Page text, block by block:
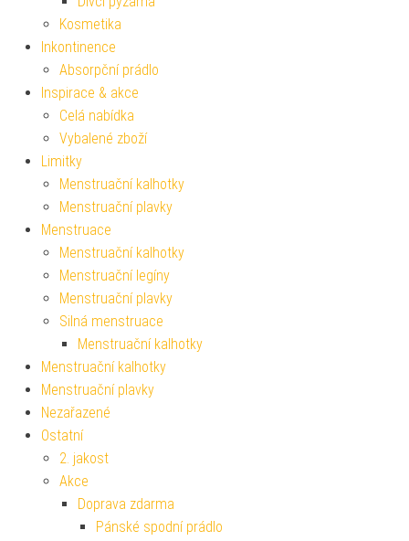
Kosmetika
Inkontinence
Absorpční prádlo
Inspirace & akce
Celá nabídka
Vybalené zboží
Limitky
Menstruační kalhotky
Menstruační plavky
Menstruace
Menstruační kalhotky
Menstruační legíny
Menstruační plavky
Silná menstruace
Menstruační kalhotky
Menstruační kalhotky
Menstruační plavky
Nezařazené
Ostatní
2. jakost
Akce
Doprava zdarma
Pánské spodní prádlo